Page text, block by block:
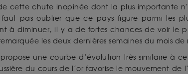
de cette chute inopinée dont la plus importante
pas oublier que ce pays figure parmi les
à diminuer, il y a de fortes chances de voir le
les deux dernières semaines du mois
une courbe d’évolution très similaire à
du cours de l’or favorise le mouvement